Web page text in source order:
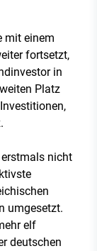
mit einem
fortsetzt,
in
Platz
nicht
umgesetzt.
elf
deutschen